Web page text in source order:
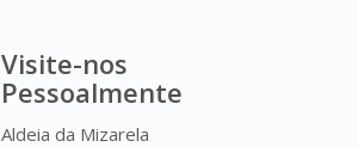
Visite-nos
Pessoalmente
Aldeia da Mizarela